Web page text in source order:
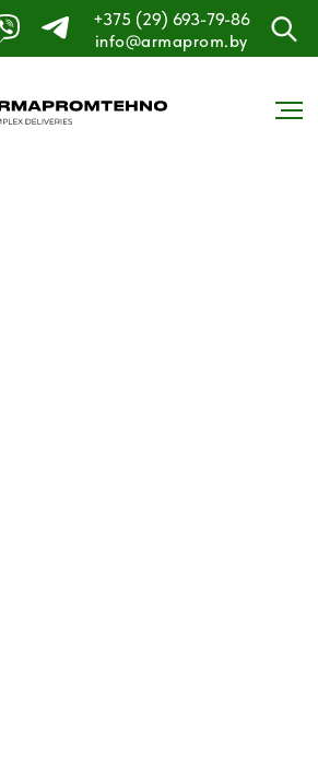
+375 (29) 693-79-86
info@armaprom.by
+375 (29) 693-79-86